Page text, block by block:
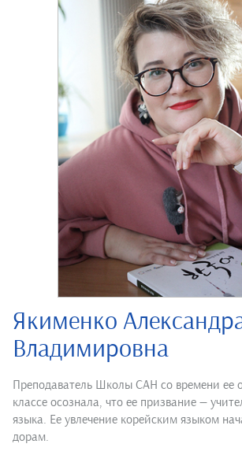
Якименко
Владимировна
Преподаватель Школы САН со времени ее
классе осознала, что ее призвание —
языка. Ее увлечение корейским языком
дорам.